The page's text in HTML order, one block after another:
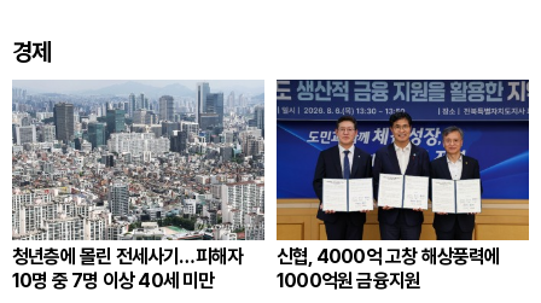
경제
청년층에 몰린 전세사기…피해자
10명 중 7명 이상 40세 미만
신협, 4000억 고창 해상풍력에
1000억원 금융지원